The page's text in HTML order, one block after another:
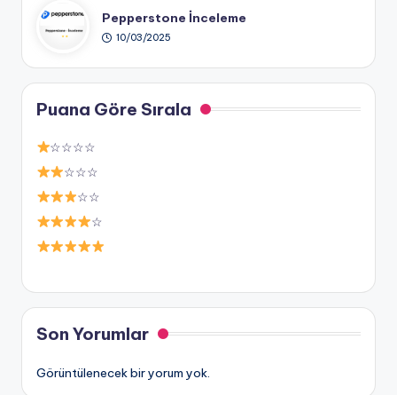
Pepperstone İnceleme
10/03/2025
Puana Göre Sırala
☆☆☆☆
☆☆☆
☆☆
☆
Son Yorumlar
Görüntülenecek bir yorum yok.